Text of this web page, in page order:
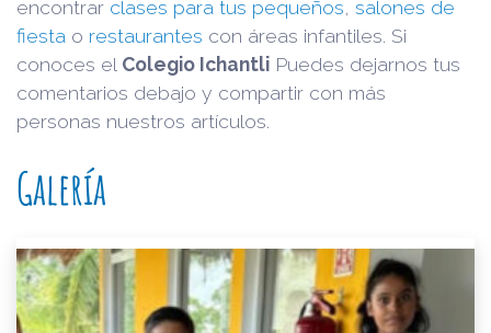
encontrar clases para tus pequeños salones de
fiesta o restaurantes con áreas infantiles. Si
conoces el Colegio Ichantli Puedes dejarnos tus
comentarios debajo y compartir con más
personas nuestros artículos.
Galería